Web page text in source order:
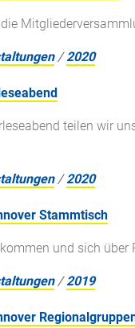
/2020
teilen wir
/2020
Stammtisch
und sich
/2019